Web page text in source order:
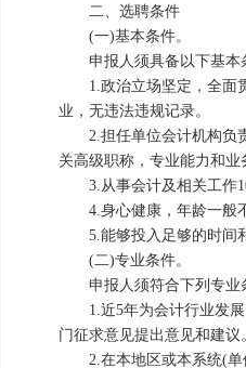
二、选聘条件
(一)基本条件。
申报人须具备以下基本
1.政治立场坚定，全面贯
业，无违法违规记录。
2.担任单位会计机构负责
关高级职称，专业能力和业
3.从事会计及相关工作10
4.身心健康，年龄一般不
5.能够投入足够的时间和
(二)专业条件。
申报人须符合下列专业
1.近5年为会计行业发展
门征求意见提出意见和建议
2.在本地区或本系统(单